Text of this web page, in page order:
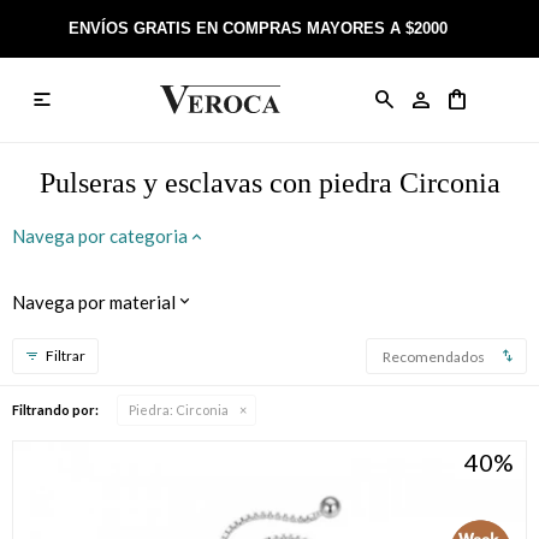
ENVÍOS GRATIS EN COMPRAS MAYORES A $2000

Pulseras y esclavas con piedra Circonia
Navega por categoria
Navega por material
Recomendados
Filtrando por: Piedra: Circonia
40
Anillos
Pulseras
Llaveros
Día de la Madre
Comunión
Sobre Veroca Joyas
Como comprar on-line